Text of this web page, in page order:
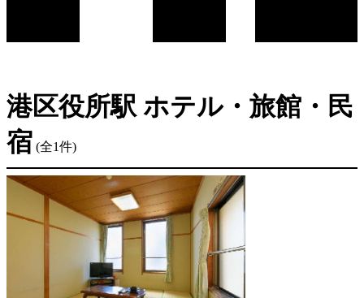
港区役所駅 ホテル・旅館・民
宿 (全1件)